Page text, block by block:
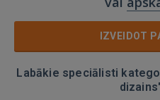
IZVEIDOT
Labākie speciālisti